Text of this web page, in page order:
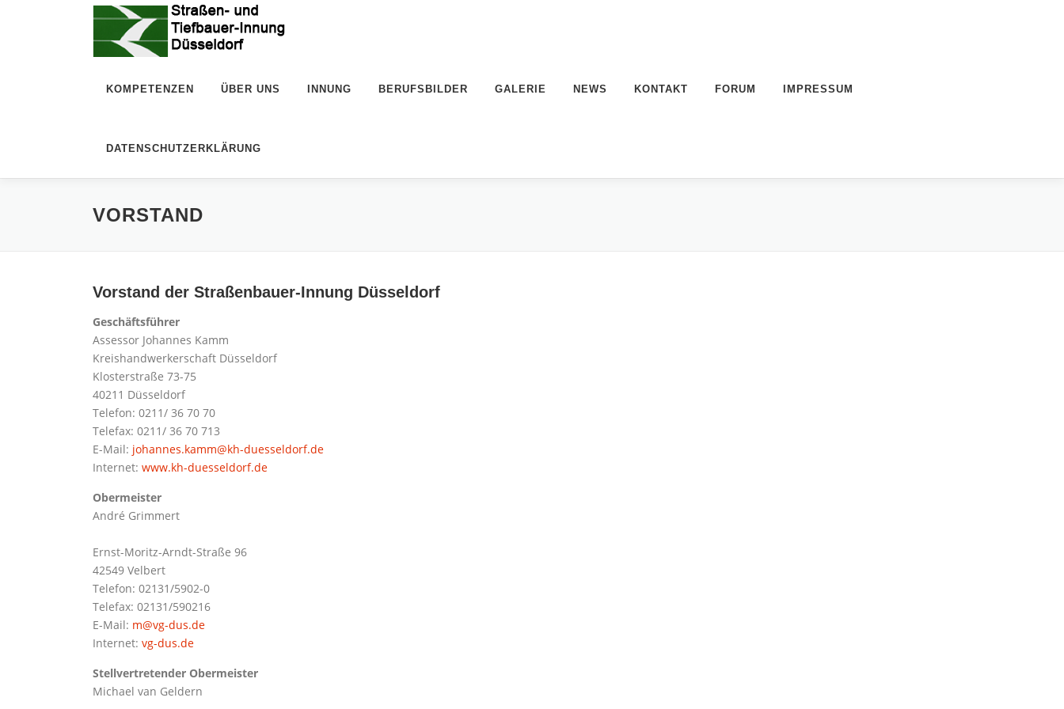
KOMPETENZEN ÜBER UNS INNUNG BERUFSBILDER GALERIE NEWS KONTAKT FORUM IMPRESSUM
DATENSCHUTZERKLÄRUNG
VORSTAND
Vorstand der Straßenbauer-Innung Düsseldorf
Geschäftsführer
Assessor Johannes Kamm
Kreishandwerkerschaft Düsseldorf
Klosterstraße 73-75
40211 Düsseldorf
Telefon: 0211/ 36 70 70
Telefax: 0211/ 36 70 713
E-Mail: johannes.kamm@kh-duesseldorf.de
Internet: www.kh-duesseldorf.de
Obermeister
André Grimmert
Ernst-Moritz-Arndt-Straße 96
42549 Velbert
Telefon: 02131/5902-0
Telefax: 02131/590216
E-Mail: m@vg-dus.de
Internet: vg-dus.de
Stellvertretender Obermeister
Michael van Geldern